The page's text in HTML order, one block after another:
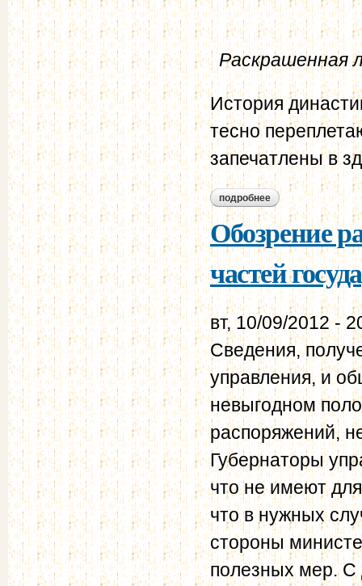
Раскрашенная
История
тесно
запечатлены в
подробнее о посещение
Обозрение
частей
вт, 10/09/2012 -
Сведения,
управления, и
невыгодном
распоряжений,
Губернаторы
что не имеют
что в нужных
стороны
полезных мер. С